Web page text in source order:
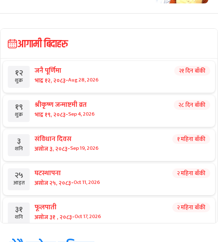
आगामी बिदाहरु
१२
शुक्र
जनै पूर्णिमा
भाद्र १२, २०८३-Aug 28, 2026
२१ दिन बाँकी
१९
शुक्र
श्रीकृष्ण जन्माष्टमी व्रत
भाद्र १९, २०८३-Sep 4, 2026
२८ दिन बाँकी
३
शनि
संविधान दिवस
असोज ३, २०८३-Sep 19, 2026
१ महिना बाँकी
२५
आइत
घटस्थापना
असोज २५, २०८३-Oct 11, 2026
२ महिना बाँकी
३१
शनि
फूलपाती
असोज ३१ , २०८३-Oct 17, 2026
२ महिना बाँकी